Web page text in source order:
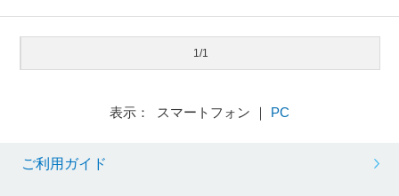
1/1
表示： スマートフォン ｜ PC
ご利用ガイド